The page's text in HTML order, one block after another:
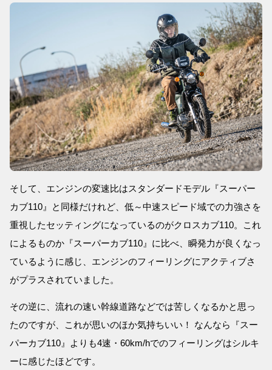
そして、エンジンの変速比はスタンダードモデル『スーパー
カブ110』と同様だけれど、低～中速スピード域での力強さを
重視したセッティングになっているのがクロスカブ110。これ
によるものか『スーパーカブ110』に比べ、瞬発力が良くなっ
ているように感じ、エンジンのフィーリングにアクティブさ
がプラスされていました。
その逆に、流れの速い幹線道路などでは苦しくなるかと思っ
たのですが、これが思いのほか気持ちいい！ なんなら『スー
パーカブ110』よりも4速・60km/hでのフィーリングはシルキ
ーに感じたほどです。